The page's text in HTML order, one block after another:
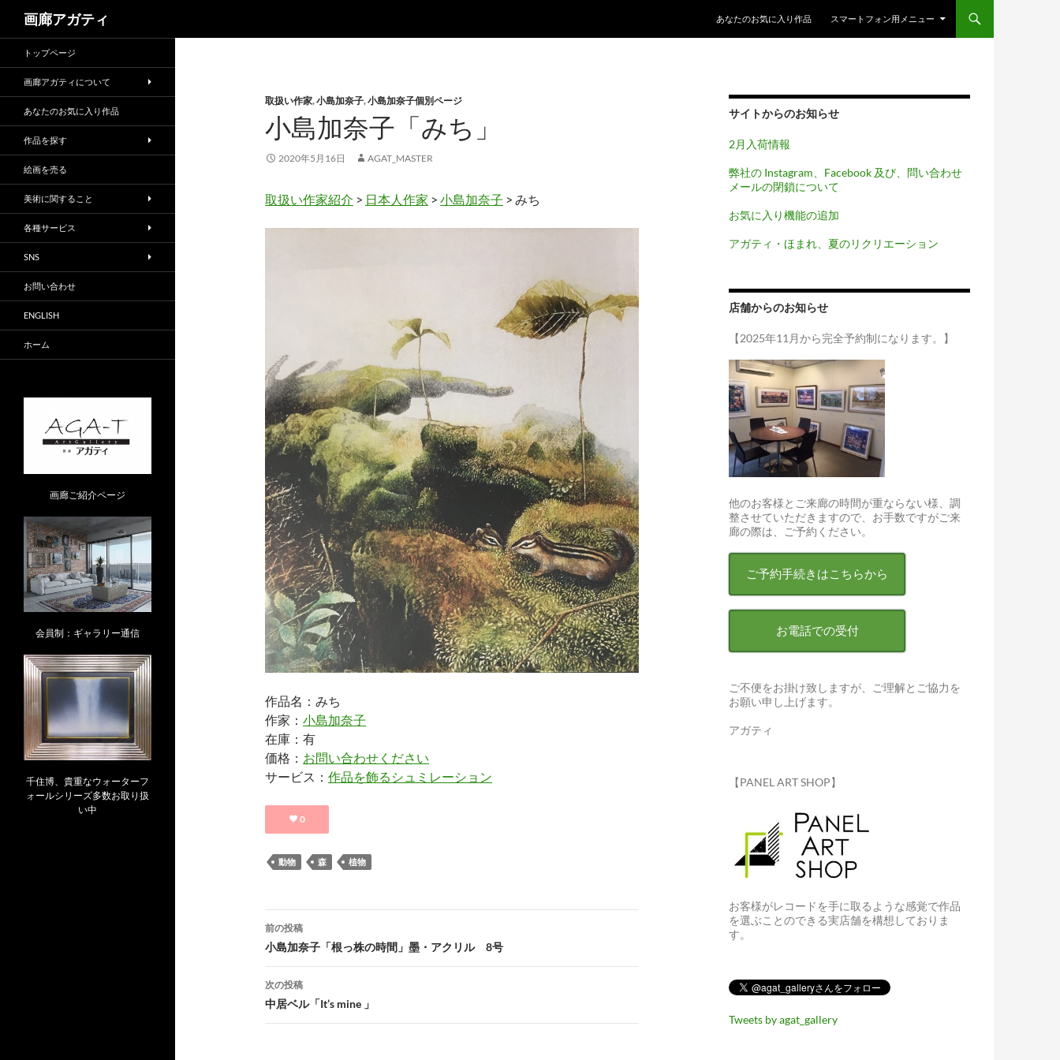
画廊アガティ
あなたのお気に入り作品
スマートフォン用メニュー
取扱い作家,小島加奈子,小島加奈子個別ページ
小島加奈子「みち」
2020年5月16日 AGAT_MASTER
取扱い作家紹介 > 日本人作家 > 小島加奈子 > みち
作品名：みち
作家： 小島加奈子
在庫：有
価格： お問い合わせください
サービス： 作品を飾るシュミレーション
0
動物 森 植物
投
稿
ナ
ビ
前の投稿
小島加奈子「根っ株の時間」墨・アクリル 8号
次の投稿
中居ベル「It’s mine 」
サイトからのお知らせ
2月入荷情報
弊社の Instagram、Facebook 及び、問い合わせ
メールの閉鎖について
お気に入り機能の追加
アガティ・ほまれ、夏のリクリエーション
店舗からのお知らせ
【2025年11月から完全予約制になります。】
他のお客様とご来廊の時間が重ならない様、調
整させていただきますので、お手数ですがご来
廊の際は、ご予約ください。
ご予約手続きはこちらから
お電話での受付
ご不便をお掛け致しますが、ご理解とご協力を
お願い申し上げます。
アガティ
【PANEL ART SHOP】
お客様がレコードを手に取るような感覚で作品
を選ぶことのできる実店舗を構想しておりま
す。
Tweets by agat_gallery
トップページ
画廊アガティについて
あなたのお気に入り作品
作品を探す
絵画を売る
美術に関すること
各種サービス
SNS
お問い合わせ
ENGLISH
ホーム
画廊ご紹介ページ
会員制：ギャラリー通信
千住博、貴重なウォーターフ
ォールシリーズ多数お取り扱
い中